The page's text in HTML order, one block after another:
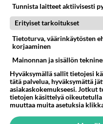
vähän kirjoitettu tällä
täällä...
ahvennainen
21.10.2007 08:34
asusmäärä
Tuossa alempaa
ei ota huomioon
on 27.000 asukasta t...
Tunnista laitteet aktiivisesti
Erityiset tarkoitukset
Tietoturva, väärinkäytösten
korjaaminen
Mainonnan ja sisällön
Hyväksymällä sallit tietojesi
tätä palvelua, hyväksymättä
asiakaskokemukseesi. Jotkut
tietojen käsittelyä oikeutetulla
muuttaa muita asetuksia